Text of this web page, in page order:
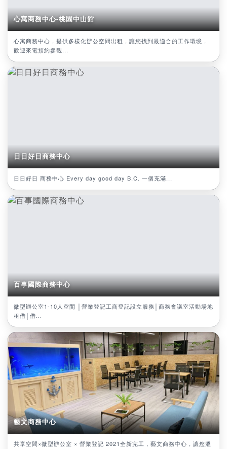
心寓商務中心-桃園中山館
心寓商務中心，提供多樣化辦公空間出租，讓您找到最適合的工作環境，
歡迎來電預約參觀...
日日好日商務中心
日日好日 商務中心 Every day good day B.C. 一個充滿...
百事國際商務中心
微型辦公室1-10人空間 │營業登記工商登記設立服務│商務會議室活動場地
租借│借...
藝文商務中心
共享空間×微型辦公室 × 營業登記 2021全新完工，藝文商務中心，讓您溫